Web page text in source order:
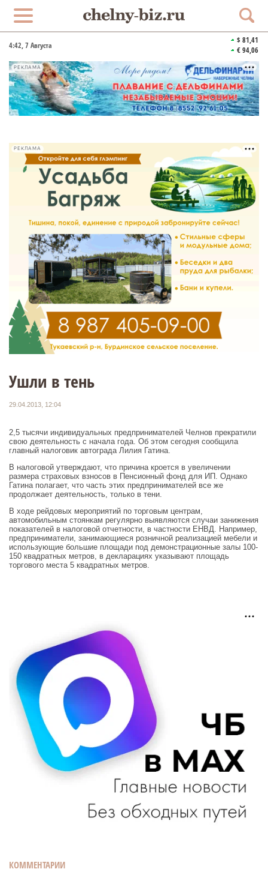
4:42, 7 Августа
$ 81,41
€ 94,06
РЕКЛАМА
РЕКЛАМА
Ушли в тень
29.04.2013, 12:04
2,5 тысячи индивидуальных предпринимателей Челнов прекратили
свою деятельность с начала года. Об этом сегодня сообщила
главный налоговик автограда Лилия Гатина.
В налоговой утверждают, что причина кроется в увеличении
размера страховых взносов в Пенсионный фонд для ИП. Однако
Гатина полагает, что часть этих предпринимателей все же
продолжает деятельность, только в тени.
В ходе рейдовых мероприятий по торговым центрам,
автомобильным стоянкам регулярно выявляются случаи занижения
показателей в налоговой отчетности, в частности ЕНВД. Например,
предприниматели, занимающиеся розничной реализацией мебели и
использующие большие площади под демонстрационные залы 100-
150 квадратных метров, в декларациях указывают площадь
торгового места 5 квадратных метров.
КОММЕНТАРИИ